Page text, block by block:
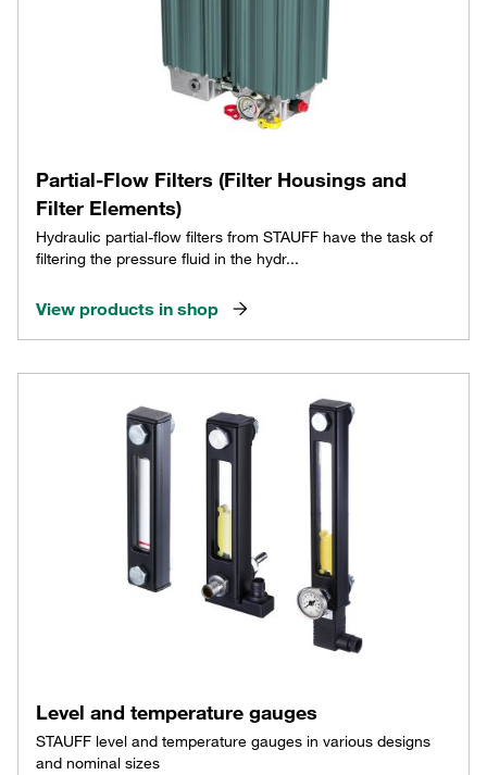
Partial-Flow Filters (Filter Housings and
Filter Elements)
Hydraulic partial-flow filters from STAUFF have the task of
filtering the pressure fluid in the hydr...
View products in shop
Level and temperature gauges
STAUFF level and temperature gauges in various designs
and nominal sizes